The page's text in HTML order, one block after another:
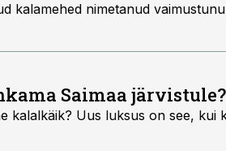
kalamehed nimetanud
Saimaa järvistule?
kalalkäik? Uus luksus on see, kui